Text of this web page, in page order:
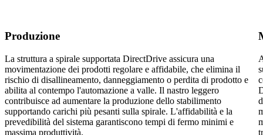
Produzione
La struttura a spirale supportata DirectDrive assicura una
movimentazione dei prodotti regolare e affidabile, che elimina il
rischio di disallineamento, danneggiamento o perdita di prodotto e
abilita al contempo l'automazione a valle. Il nastro leggero
contribuisce ad aumentare la produzione dello stabilimento
supportando carichi più pesanti sulla spirale. L'affidabilità e la
prevedibilità del sistema garantiscono tempi di fermo minimi e
massima produttività.